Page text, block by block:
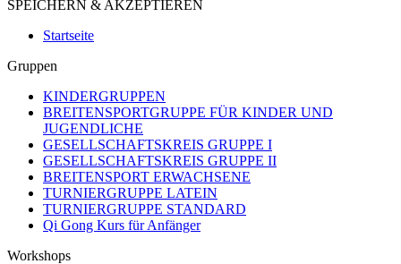
SPEICHERN & AKZEPTIEREN
Startseite
Gruppen
KINDERGRUPPEN
BREITENSPORTGRUPPE FÜR KINDER UND
JUGENDLICHE
GESELLSCHAFTSKREIS GRUPPE I
GESELLSCHAFTSKREIS GRUPPE II
BREITENSPORT ERWACHSENE
TURNIERGRUPPE LATEIN
TURNIERGRUPPE STANDARD
Qi Gong Kurs für Anfänger
Workshops